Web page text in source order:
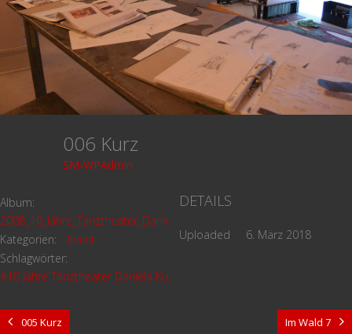
006 Kurz
SM-WPAdmin
Album:
2008_10_Jahre_Tanztheater_Daniela_Kurz
Kategorien:
Event
Schlagwörter:
#10 Jahre Tanztheater Daniela Kurz
DETAILS
Uploaded 6. März 2018
005 Kurz Im Wald 7